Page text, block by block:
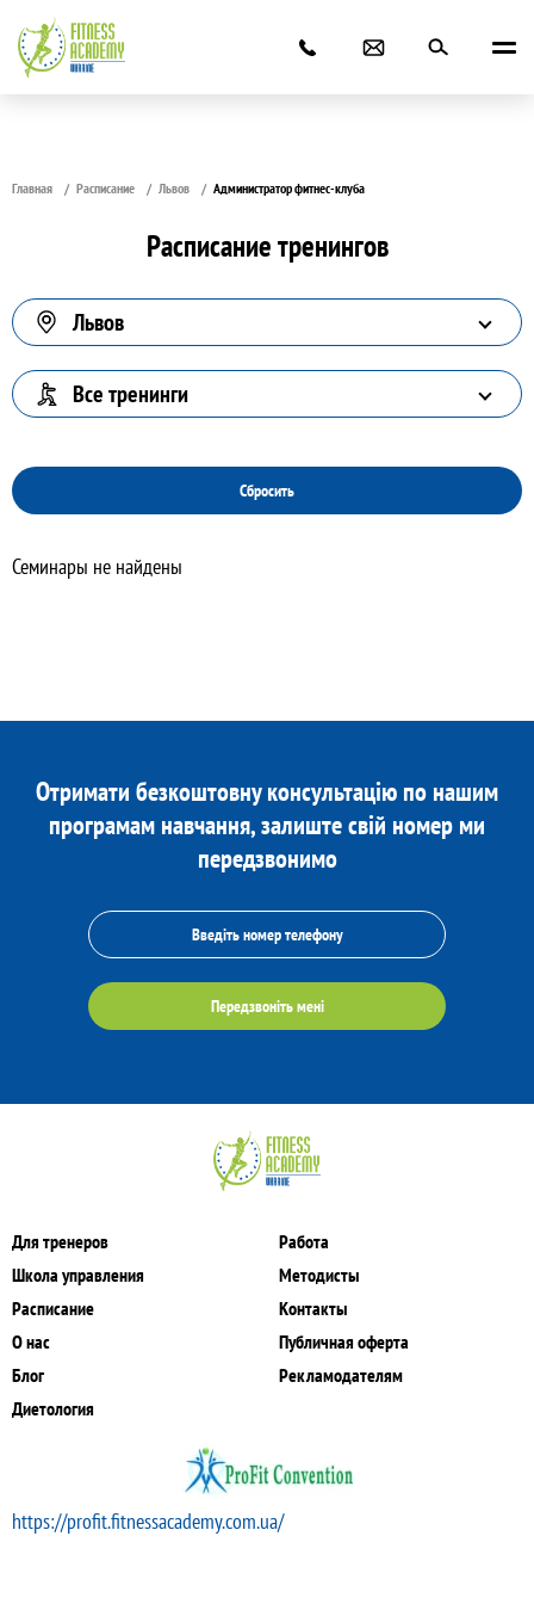
Главная Расписание Львов Администратор фитнес-клуба
Расписание тренингов
Львов
Все тренинги
Сбросить
Семинары не найдены
Отримати безкоштовну консультацію по нашим
програмам навчання, залиште свій номер ми
передзвонимо
Передзвоніть мені
Для тренеров
Школа управления
Расписание
О нас
Блог
Диетология
Работа
Методисты
Контакты
Публичная оферта
Рекламодателям
https://profit.fitnessacademy.com.ua/